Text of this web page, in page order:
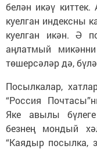
белән икәү киттек.
куелган индексны
куелган икән. Ә
аңлатмый
төшерсәләр дә,
Посылкалар,
“Россия
Яке авылы
безнең мондый
“Каядыр посылка,